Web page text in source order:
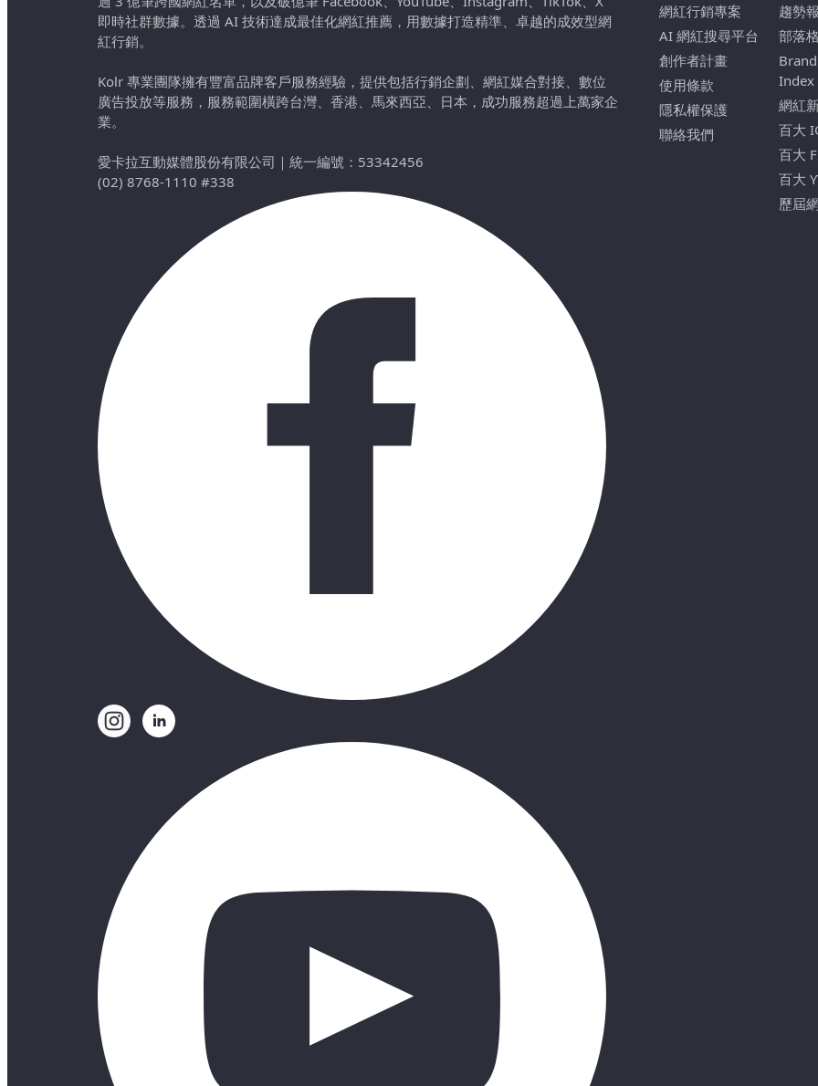
即時社群數據。透過 AI 技術達成最佳化網紅推薦，用數據打造精準、卓越的成效型網
紅行銷。
Kolr 專業團隊擁有豐富品牌客戶服務經驗，提供包括行銷企劃、網紅媒合對接、數位
廣告投放等服務，服務範圍橫跨台灣、香港、馬來西亞、日本，成功服務超過上萬家企
業。
愛卡拉互動媒體股份有限公司 ｜ 統一編號：53342456
(02) 8768-1110 #338
網紅行銷專案
AI 網紅搜尋平台
創作者計畫
使用條款
隱私權保護
聯絡我們
趨勢
部落格
Index
網紅
百大
百大
百大
歷屆